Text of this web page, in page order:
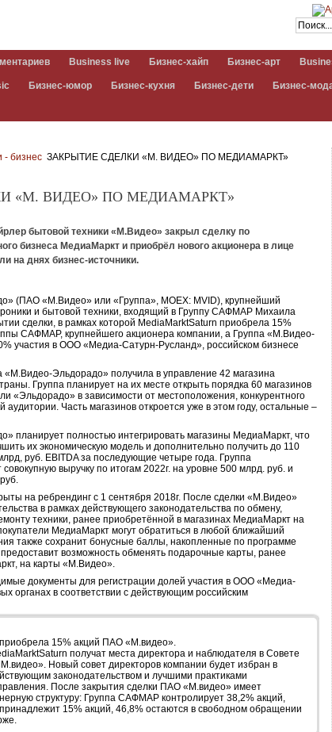
Business live Бизнес-хайп Бизнес-арт
Бизнес-юмор Бизнес-кухня Бизнес-дети Бизнес-
- бизнес ЗАКРЫТИЕ СДЕЛКИ «М. ВИДЕО» ПО МЕДИАМАРКТ»
«М. ВИДЕО» ПО МЕДИАМАРКТ»
бытовой техники «М.Видео» закрыл сделку по
бизнеса МедиаМаркт и приобрёл нового акционера в лице
на днях бизнес-источники.
(ПАО «М.Видео» или «Группа», MOEX: MVID), крупнейший
и бытовой техники, входящий в Группу САФМАР Михаила
сделки, в рамках которой MediaMarktSaturn приобрела 15%
САФМАР, крупнейшего акционера компании, а Группа «М.Видео-
участия в ООО «Медиа-Сатурн-Русланд», российском бизнесе
«М.Видео-Эльдорадо» получила в управление 42 магазина
Группа планирует на их месте открыть порядка 60 магазинов
«Эльдорадо» в зависимости от местоположения, конкурентного
аудитории. Часть магазинов откроется уже в этом году, остальные –
планирует полностью интегрировать магазины МедиаМаркт, что
их экономическую модель и дополнительно получить до 110
руб. EBITDA за последующие четыре года. Группа
выручку по итогам 2022г. на уровне 500 млрд. руб. и
на ребрендинг с 1 сентября 2018г. После сделки «М.Видео»
в рамках действующего законодательства по обмену,
техники, ранее приобретённой в магазинах МедиаМаркт на
МедиаМаркт могут обратиться в любой ближайший
также сохранит бонусные баллы, накопленные по программе
возможность обменять подарочные карты, ранее
на карты «М.Видео».
документы для регистрации долей участия в ООО «Медиа-
органах в соответствии с действующим российским
15% акций ПАО «М.видео».
получат места директора и наблюдателя в Совете
Новый совет директоров компании будет избран в
законодательством и лучшими практиками
После закрытия сделки ПАО «М.видео» имеет
структуру: Группа САФМАР контролирует 38,2% акций,
15% акций, 46,8% остаются в свободном обращении